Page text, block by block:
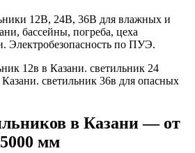
12В, 24В, 36В для влажных и
бассейны, погреба, цеха
Электробезопасность по ПУЭ.
12в в Казани. светильник 24
светильник 36в для опасных
в Казани— от
мм